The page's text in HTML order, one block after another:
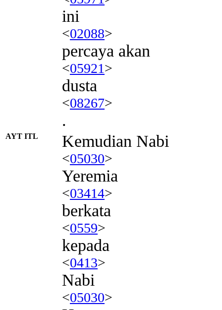
ini
<02088>
percaya akan
<05921>
dusta
<08267>
.
AYT ITL Kemudian Nabi
<05030>
Yeremia
<03414>
berkata
<0559>
kepada
<0413>
Nabi
<05030>